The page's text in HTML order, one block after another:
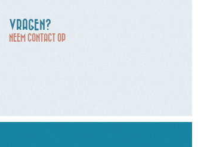
VRAGEN?
NEEM CONTACT OP